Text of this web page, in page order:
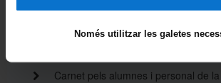
Només utilitzar les galetes
Beques de col·laboració
Alumni
Carnet pels alumnes i personal de